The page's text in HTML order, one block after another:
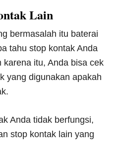
Lain
bermasalah itu baterai
tahu stop kontak Anda
itu, Anda bisa cek
yang digunakan apakah
Anda tidak berfungsi,
stop kontak lain yang